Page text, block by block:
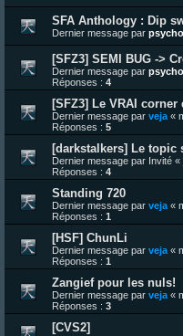
SFA Anthology : Dip
Dernier message par
[SFZ3] SEMI BUG ->
Dernier message par
Réponses : 4
[SFZ3] Le VRAI corner
Dernier message par veja «
Réponses : 5
[darkstalkers] Le topic
Dernier message par Invité «
Réponses : 4
Standing 720
Dernier message par veja «
Réponses : 1
[HSF] ChunLi
Dernier message par veja «
Réponses : 1
Zangief pour les nuls!
Dernier message par veja «
Réponses : 3
[CVS2]